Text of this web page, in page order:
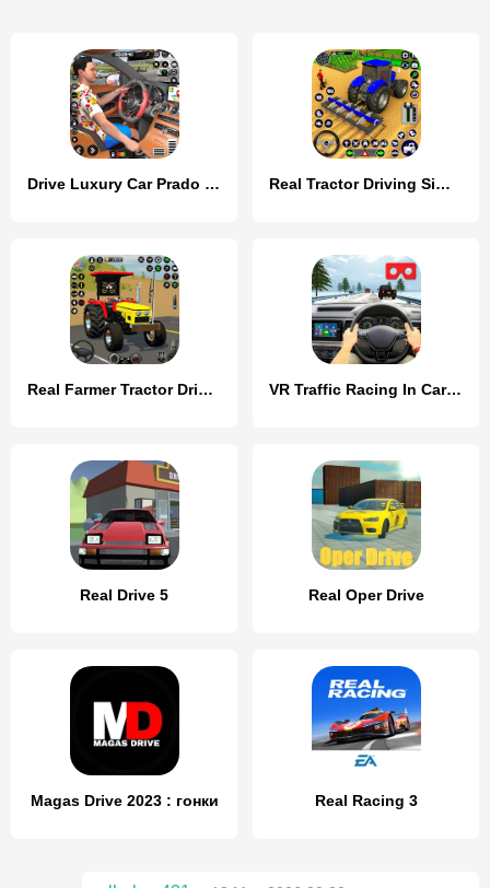
Drive Luxury Car Prado Parking Real Tractor Driving Simulator
Real Farmer Tractor Drive Game VR Traffic Racing In Car Drive
Real Drive 5 Real Oper Drive
Magas Drive 2023 : гонки Real Racing 3